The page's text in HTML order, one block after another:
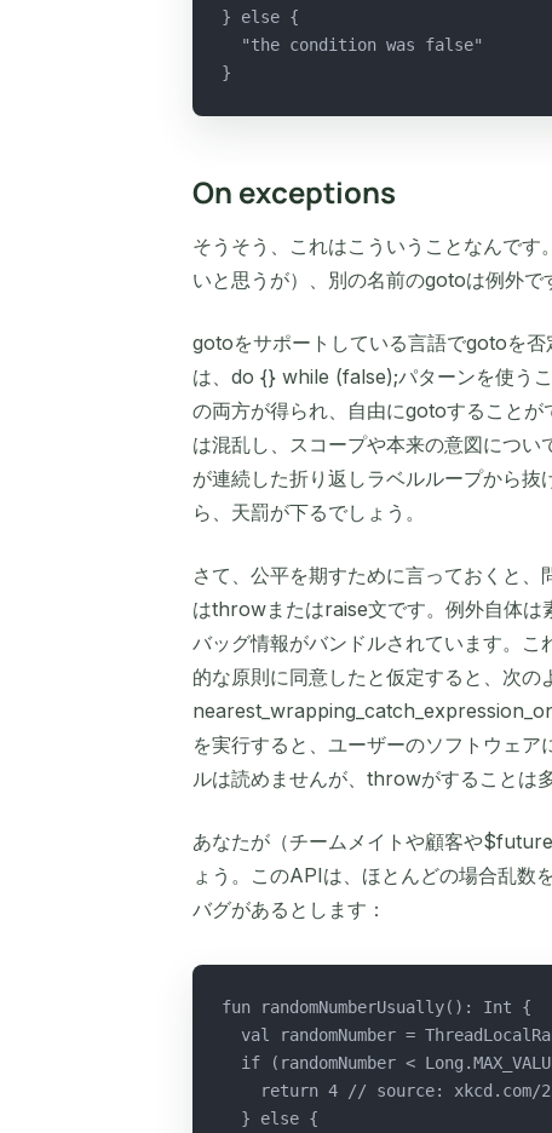
} else {
  "the condition was false"
}
On exceptions
そうそう、これはこういうことなんで
いと思うが）、別の名前のgotoは例外で
gotoをサポートしている言語でgotoを
は、do {} while (false);パターンを使う
の両方が得られ、自由にgotoすること
は混乱し、スコープや本来の意図につ
が連続した折り返しラベルループから
ら、天罰が下るでしょう。
さて、公平を期すために言っておくと
はthrowまたはraise文です。例外自体は
バッグ情報がバンドルされています。
的な原則に同意したと仮定すると、次の
を実行すると、ユーザーのソフトウェ
ルは読めませんが、throwがすることは
あなたが（チームメイトや顧客や
ょう。このAPIは、ほとんどの場合乱数
バグがあるとします：
fun randomNumberUsually(): Int {
val randomNumber =
if (randomNumber <
return 4 // source: xkcd.com/
  } else {